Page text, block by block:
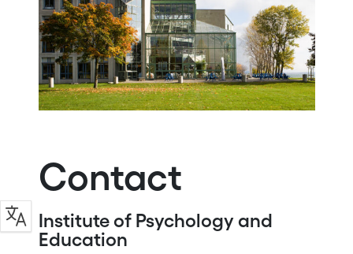
Contact
Institute of Psychology and
Education